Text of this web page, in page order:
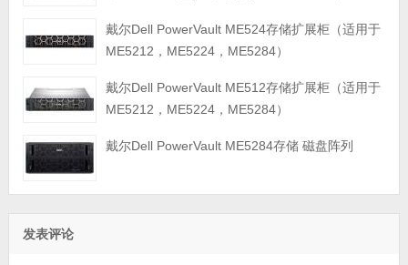
戴尔Dell PowerVault ME524存储扩展柜（适用于
ME5212，ME5224，ME5284）
戴尔Dell PowerVault ME512存储扩展柜（适用于
ME5212，ME5224，ME5284）
戴尔Dell PowerVault ME5284存储 磁盘阵列
发表评论